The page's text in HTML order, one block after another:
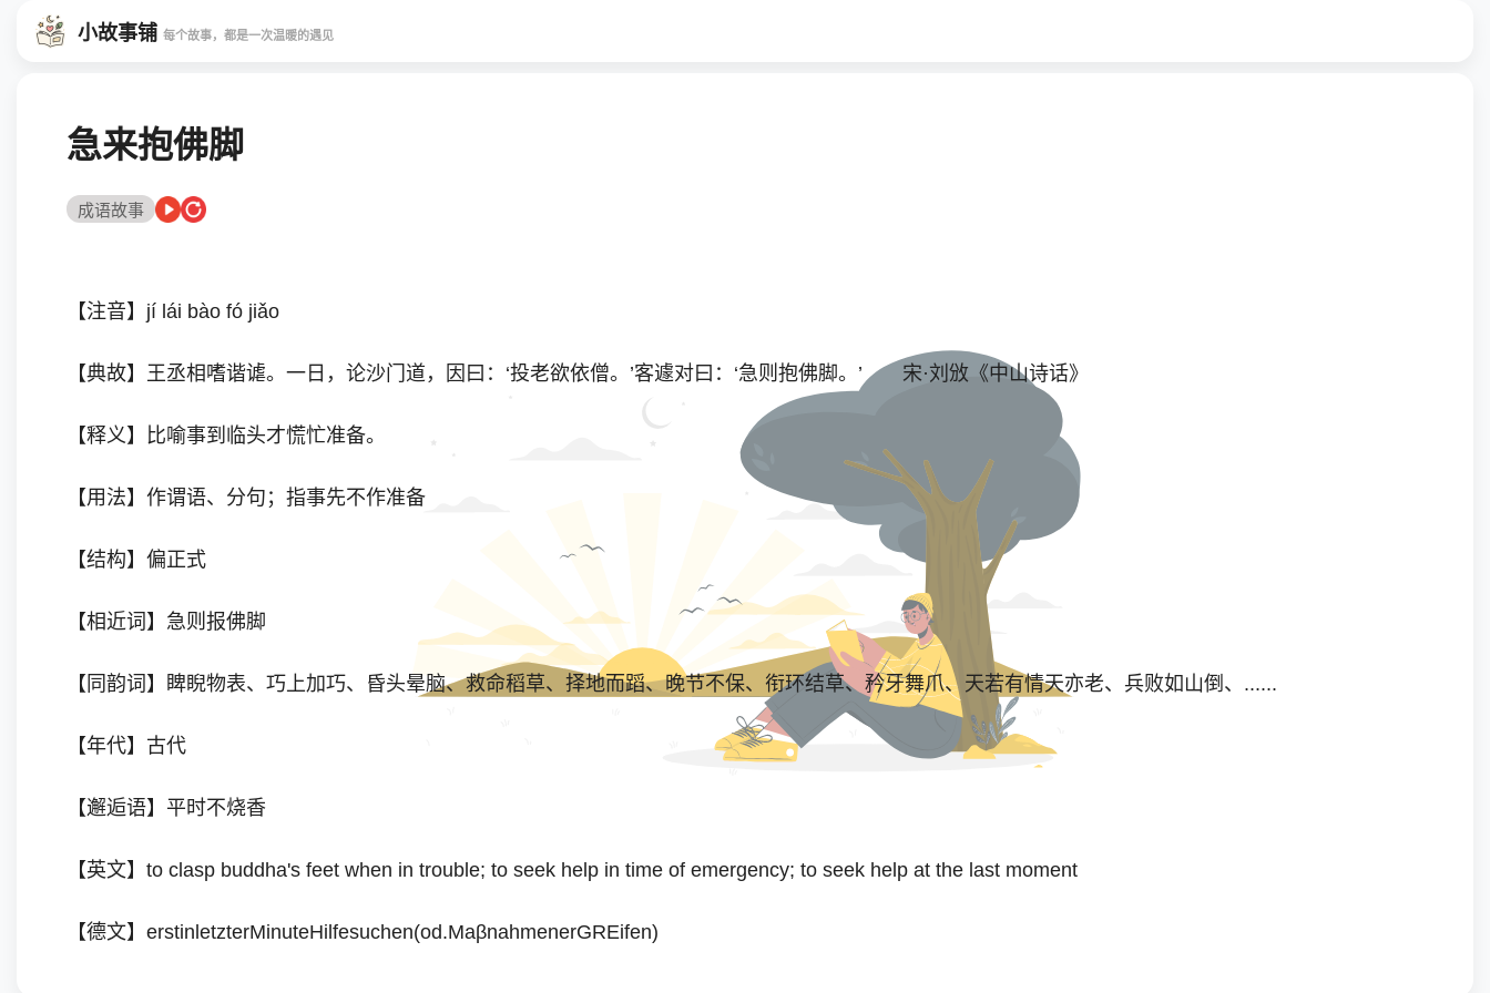
小故事铺 每个故事，都是一次温暖的遇见
急来抱佛脚
成语故事
【注音】jí lái bào fó jiǎo
【典故】王丞相嗜谐谑。一日，论沙门道，因曰：‘投老欲依僧。’客遽对曰：‘急则抱佛脚。’ 宋·刘攽《中山诗话》
【释义】比喻事到临头才慌忙准备。
【用法】作谓语、分句；指事先不作准备
【结构】偏正式
【相近词】急则报佛脚
【同韵词】睥睨物表、巧上加巧、昏头晕脑、救命稻草、择地而蹈、晚节不保、衔环结草、矜牙舞爪、天若有情天亦老、兵败如山倒、......
【年代】古代
【邂逅语】平时不烧香
【英文】to clasp buddha's feet when in trouble; to seek help in time of emergency; to seek help at the last moment
【德文】erstinletzterMinuteHilfesuchen(od.MaβnahmenerGREifen)